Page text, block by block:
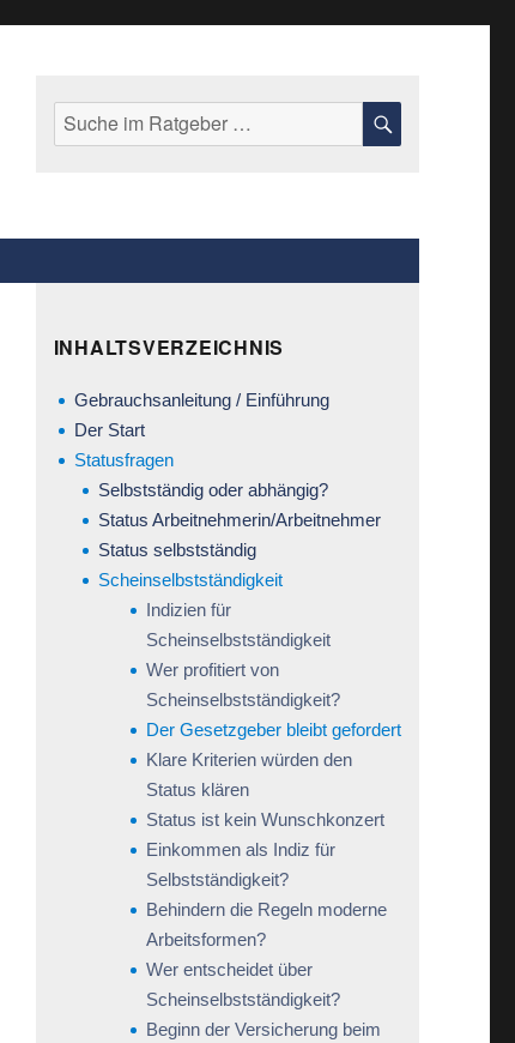
Suche
nach:
INHALTSVERZEICHNIS
Gebrauchsanleitung / Einführung
Der Start
Statusfragen
Selbstständig oder abhängig?
Status Arbeitnehmerin/Arbeitnehmer
Status selbstständig
Scheinselbstständigkeit
Indizien für
Scheinselbstständigkeit
Wer profitiert von
Scheinselbstständigkeit?
Der Gesetzgeber bleibt gefordert
Klare Kriterien würden den
Status klären
Status ist kein Wunschkonzert
Einkommen als Indiz für
Selbstständigkeit?
Behindern die Regeln moderne
Arbeitsformen?
Wer entscheidet über
Scheinselbstständigkeit?
Beginn der Versicherung beim